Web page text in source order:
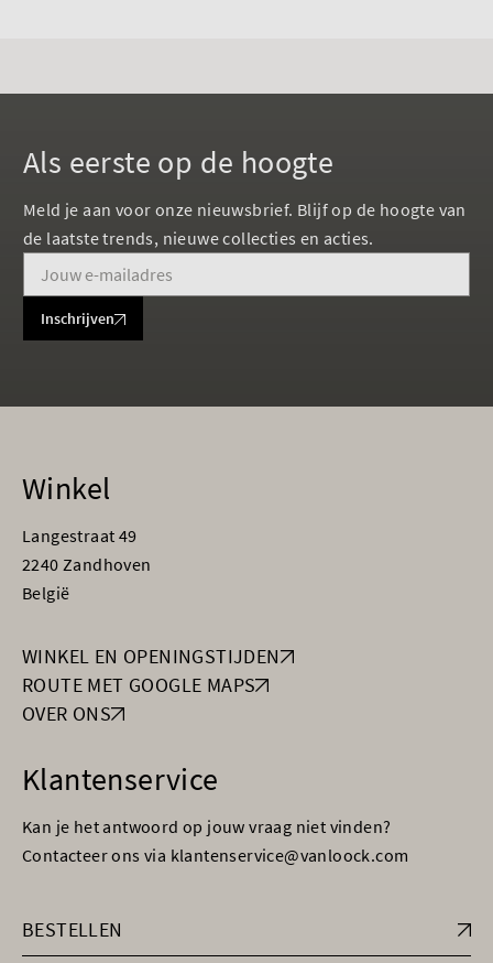
Als eerste op de hoogte
Meld je aan voor onze nieuwsbrief. Blijf op de hoogte van
de laatste trends, nieuwe collecties en acties.
Inschrijven
Winkel
Langestraat 49
2240 Zandhoven
België
WINKEL EN OPENINGSTIJDEN
ROUTE MET GOOGLE MAPS
OVER ONS
Klantenservice
Kan je het antwoord op jouw vraag niet vinden?
Contacteer ons via klantenservice@vanloock.com
BESTELLEN